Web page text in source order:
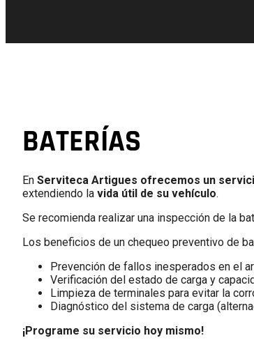
BATERÍAS
En Serviteca Artigues ofrecemos un
extendiendo la vida útil de su vehículo.
Se recomienda realizar una inspección de la
Los beneficios de un chequeo preventivo de
Prevención de fallos inesperados en el
Verificación del estado de carga y
Limpieza de terminales para evitar la
Diagnóstico del sistema de carga
¡Programe su servicio hoy mismo!